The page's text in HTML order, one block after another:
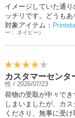
イメージしていた通
ッチリです。どうもあ
対象アイテム：
ー： ネイビー）
カスタマーセンタ
性 / 2026/07/23
荷物の受取が中々で
しまいましたが、カ
くださり、無事に受け